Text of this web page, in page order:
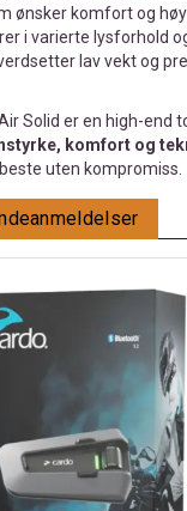
ønsker komfort og
i varierte lysforhold
lav vekt og
Solid er en high-end
komfort og
uten kompromiss.